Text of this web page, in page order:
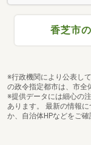
香芝市
※行政機関により公表し
の政令指定都市は、市全
※提供データには細心の
あります。 最新の情報
か、自治体HPなどをご確